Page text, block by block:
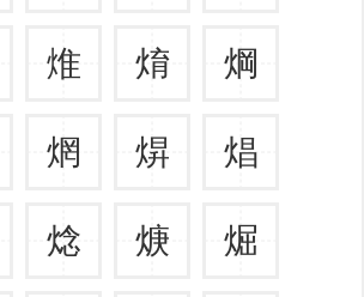
焳 焴 焵
焹 焺 焻
焾 焿 煀